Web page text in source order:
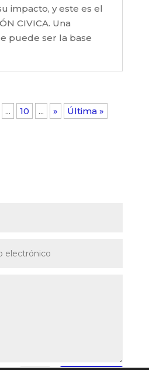
impacto, y este es el
CIVICA. Una
puede ser la base
... 10 ... » Última »